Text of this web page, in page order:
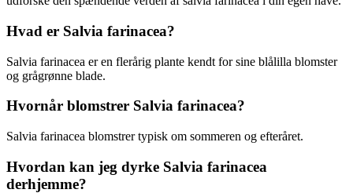
Hvad er Salvia farinacea?
Salvia farinacea er en flerårig plante kendt for sine blålilla blomster
og grågrønne blade.
Hvornår blomstrer Salvia farinacea?
Salvia farinacea blomstrer typisk om sommeren og efteråret.
Hvordan kan jeg dyrke Salvia farinacea
derhjemme?